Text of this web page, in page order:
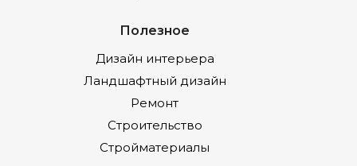
Полезное
Дизайн интерьера
Ландшафтный дизайн
Ремонт
Строительство
Стройматериалы